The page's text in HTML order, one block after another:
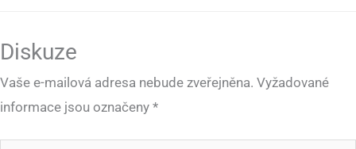
Diskuze
Vaše e-mailová adresa nebude zveřejněna. Vyžadované
informace jsou označeny *